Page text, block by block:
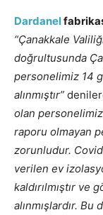
Dardanel
“Çanakkale
doğrultusunda
personelimiz 14
alınmıştır”
olan
raporu olmayan
zorunludur.
verilen ev
kaldırılmıştır ve
alınmışlardır.